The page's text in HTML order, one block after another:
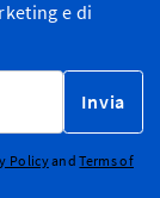
e di
Invia
PolicyandTerms of